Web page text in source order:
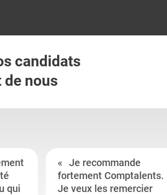
candidats
de nous
qui
Je recommande
fortement Comptalents.
Je veux les remercier